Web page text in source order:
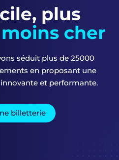
plus
moins cher
séduit plus de 25000
en proposant une
et performante.
billetterie